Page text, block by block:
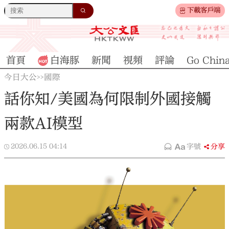
下載客戶端
首頁 白海豚 新聞 視頻 評論 Go
今日大公>> 國際
話你知/美國為何限制外國接觸
兩款AI模型
2026.06.15 04:14 字號 分享